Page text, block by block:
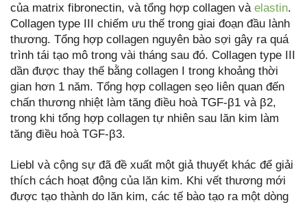
của matrix fibronectin, và tổng hợp collagen và elastin.
Collagen type III chiếm ưu thế trong giai đoạn đầu lành
thương. Tổng hợp collagen nguyên bào sợi gây ra quá
trình tái tạo mô trong vài tháng sau đó. Collagen type III
dần được thay thế bằng collagen I trong khoảng thời
gian hơn 1 năm. Tổng hợp collagen sẹo liên quan đến
chấn thương nhiệt làm tăng điều hoà TGF-β1 và β2,
trong khi tổng hợp collagen tự nhiên sau lăn kim làm
tăng điều hoà TGF-β3.
Liebl và cộng sự đã đề xuất một giả thuyết khác để giải
thích cách hoạt động của lăn kim. Khi vết thương mới
được tạo thành do lăn kim, các tế bào tạo ra một dòng